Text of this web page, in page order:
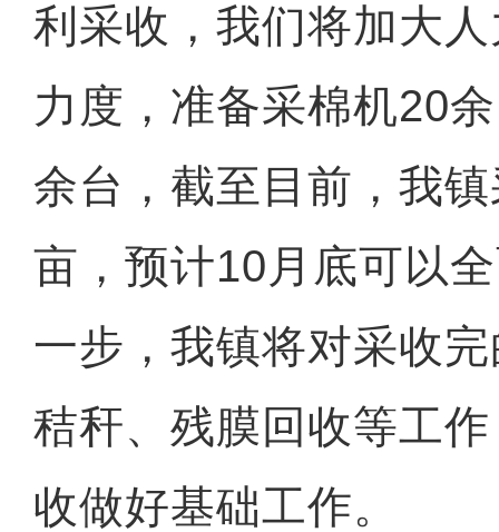
利采收，我们将加大
力度，准备采棉机20
余台，截至目前，我
亩，预计10月底可以
一步，我镇将对采收
秸秆、残膜回收等工
收做好基础工作。
斑斓秋色怡人 油画般风